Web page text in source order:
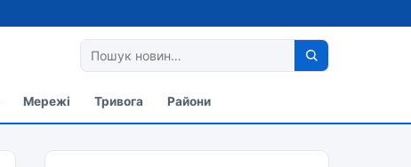
Мережі Тривога Райони